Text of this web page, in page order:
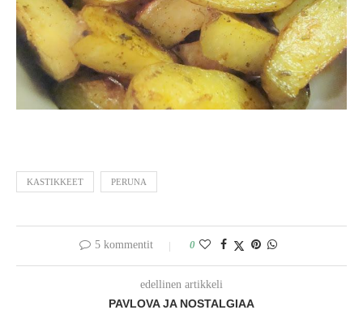
KASTIKKEET PERUNA
5 kommentit 0
edellinen artikkeli
PAVLOVA JA NOSTALGIAA